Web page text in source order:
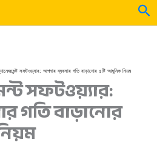
সফটওয়্যার: আপনার ব্যবসার গতি বাড়ানোর ৫টি আধুনিক নিয়ম
সফটওয়্যার:
গতি বাড়ানোর